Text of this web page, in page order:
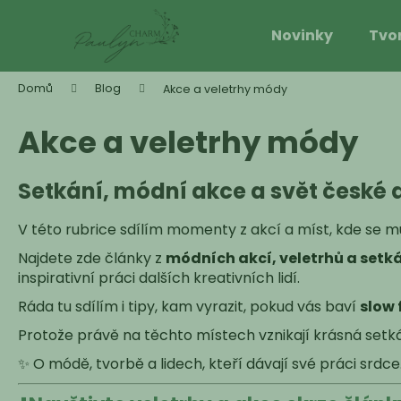
Novinky
Domů Blog Akce a veletrhy módy
Akce a veletrhy módy
Setkání, módní akce a svět české
V této rubrice sdílím momenty z akcí a míst, kde se
Najdete zde články z módních akcí, veletrhů a
inspirativní práci dalších kreativních lidí.
Ráda tu sdílím i tipy, kam vyrazit, pokud vás baví slow
Protože právě na těchto místech vznikají krásná
✨ O módě, tvorbě a lidech, kteří dávají své práci srdce.
í
Zpět
do
obchodu
Zpět
do
obchodu